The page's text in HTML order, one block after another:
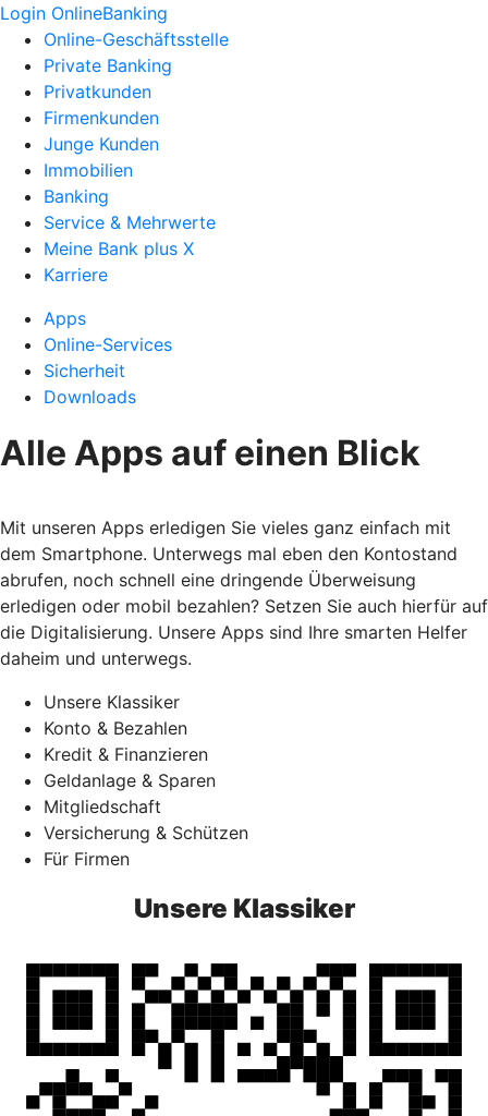
Login OnlineBanking
Online-Geschäftsstelle
Private Banking
Privatkunden
Firmenkunden
Junge Kunden
Immobilien
Banking
Service & Mehrwerte
Meine Bank plus X
Karriere
Apps
Online-Services
Sicherheit
Downloads
Alle Apps auf einen Blick
Mit unseren Apps erledigen Sie vieles ganz einfach mit
dem Smartphone. Unterwegs mal eben den Kontostand
abrufen, noch schnell eine dringende Überweisung
erledigen oder mobil bezahlen? Setzen Sie auch hierfür auf
die Digitalisierung. Unsere Apps sind Ihre smarten Helfer
daheim und unterwegs.
Unsere Klassiker
Konto & Bezahlen
Kredit & Finanzieren
Geldanlage & Sparen
Mitgliedschaft
Versicherung & Schützen
Für Firmen
Unsere Klassiker